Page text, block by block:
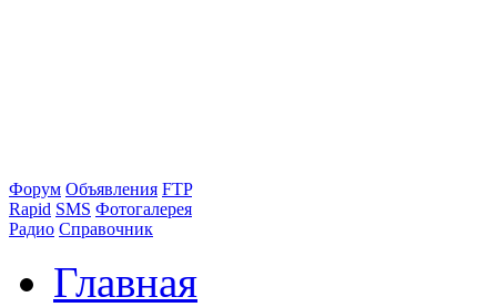
Форум Объявления FTP
Rapid SMS Фотогалерея
Радио Справочник
Главная